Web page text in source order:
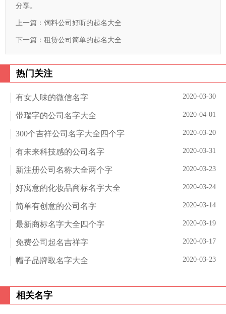
分享。
上一篇： 饲料公司好听的起名大全
下一篇： 租赁公司简单的起名大全
热门关注
2020-03-30
有女人味的微信名字
2020-04-01
带瑞字的公司名字大全
2020-03-20
300个吉祥公司名字大全四个字
2020-03-31
有未来科技感的公司名字
2020-03-23
新注册公司名称大全两个字
2020-03-24
好寓意的化妆品商标名字大全
2020-03-14
简单有创意的公司名字
2020-03-19
最新商标名字大全四个字
2020-03-17
免费公司起名吉祥字
2020-03-23
帽子品牌取名字大全
相关名字